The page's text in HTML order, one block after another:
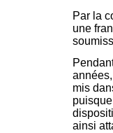
Par la
une
mis
ainsi